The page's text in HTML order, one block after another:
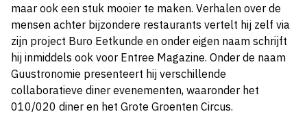
maar ook een stuk mooier te maken. Verhalen over de
mensen achter bijzondere restaurants vertelt hij zelf via
zijn project Buro Eetkunde en onder eigen naam schrijft
hij inmiddels ook voor Entree Magazine. Onder de naam
Guustronomie presenteert hij verschillende
collaboratieve diner evenementen, waaronder het
010/020 diner en het Grote Groenten Circus.